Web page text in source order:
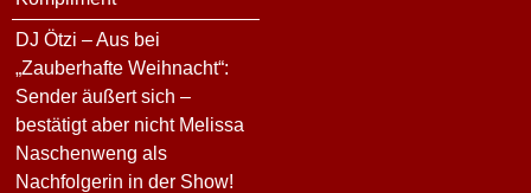
DJ Ötzi – Aus bei
„Zauberhafte Weihnacht“:
Sender äußert sich –
bestätigt aber nicht Melissa
Naschenweng als
Nachfolgerin in der Show!